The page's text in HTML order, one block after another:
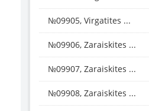
№09905, Virgatites ...
№09906, Zaraiskites ...
№09907, Zaraiskites ...
№09908, Zaraiskites ...